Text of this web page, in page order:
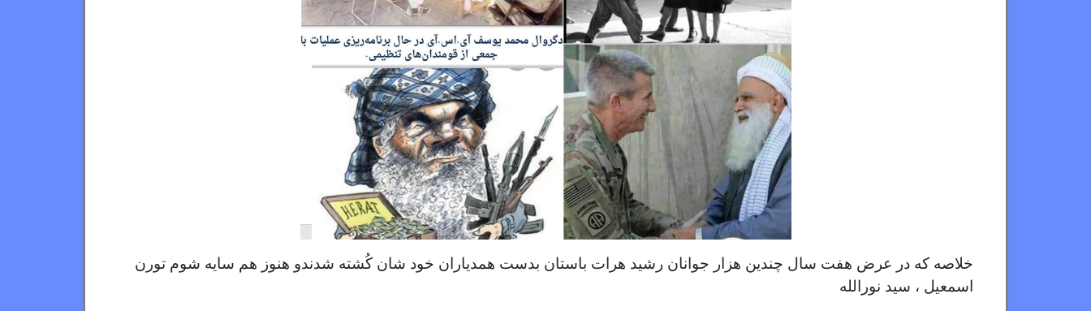
خلاصه که در عرض هفت سال چندین هزار جوانان رشید هرات باستان بدست همدیاران خود شان کُشته شدندو هنوز هم سایه شوم تورن
اسمعیل ، سید نورالله